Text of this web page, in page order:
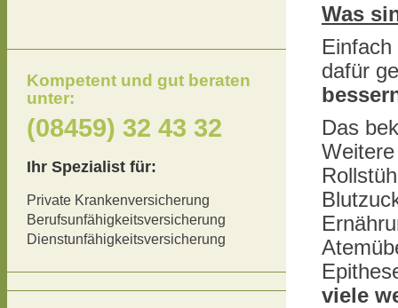
Was
dafür
Das
viele
Kompetent und gut beraten
unter:
(08459) 32 43 32
Ihr Spezialist für:
Private Krankenversicherung
Berufsunfähigkeitsversicherung
Dienstunfähigkeitsversicherung